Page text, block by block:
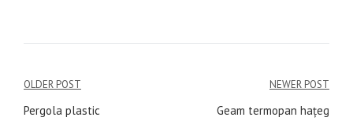
Navigare
în
OLDER POST
Pergola plastic
NEWER POST
Geam termopan haţeg